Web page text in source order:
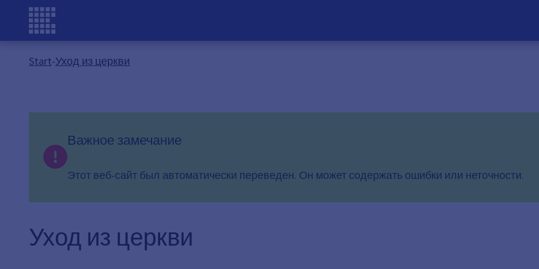
Start-Уход из церкви
Важное замечание
Этот веб-сайт был автоматически переведен. Он может содержать ошибки или неточности.
Уход из церкви